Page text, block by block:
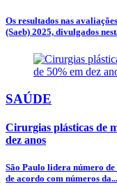
Os resultados nas
(Saeb) 2025, divulgados
SAÚDE
Cirurgias plásticas de
dez anos
São Paulo lidera número
de acordo com números da...